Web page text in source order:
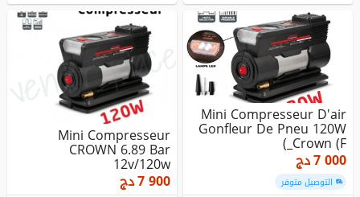
Mini Compresseur D'air
Gonfleur De Pneu 120W
_Crown (F)
7 000دج
التوصيل متوفر
Mini Compresseur
CROWN 6.89 Bar
12v/120w
7 900دج